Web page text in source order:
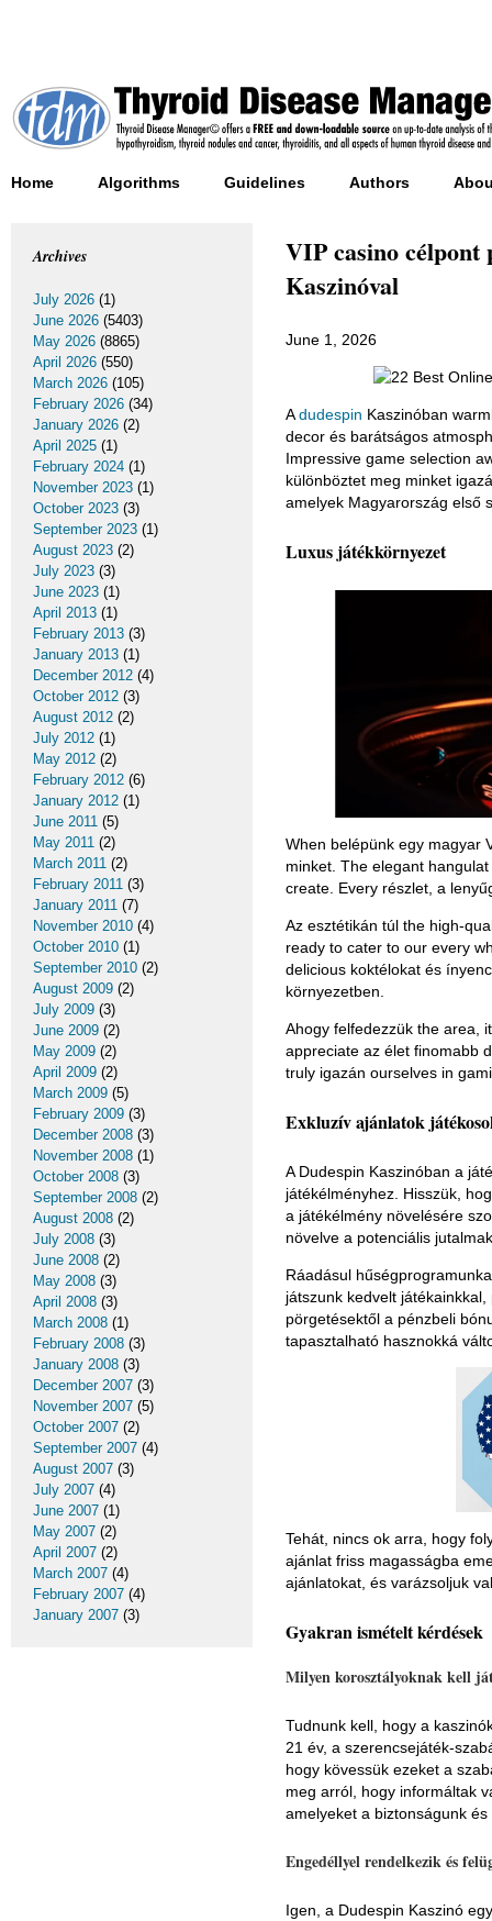
Home Algorithms Guidelines Authors
VIP casino célpont
Kaszinóval
June 1, 2026
Adudespin Kaszinóban
decor és barátságos
Impressive game selection
különböztet meg minket
amelyek Magyarország első
Luxus játékkörnyezet
When belépünk egy magyar
minket. The elegant
create. Every részlet, a
Az esztétikán túl the high-
ready to cater to our every
delicious koktélokat és
környezetben.
Ahogy felfedezzük the area,
appreciate az élet finomabb
truly igazán ourselves in
Exkluzív ajánlatok
A Dudespin Kaszinóban a
játékélményhez. Hisszük,
a játékélmény növelésére
növelve a potenciális
Ráadásul
játszunk kedvelt
pörgetésektől a pénzbeli
tapasztalható hasznokká
Tehát, nincs ok arra, hogy
ajánlat friss magasságba
ajánlatokat, és varázsoljuk
Gyakran ismételt kérdések
Milyen korosztályoknak kell
Tudnunk kell, hogy a
21 év, a szerencsejáték-
hogy kövessük ezeket a
meg arról, hogy informáltak
amelyeket a biztonságunk
Engedéllyel rendelkezik és
Igen, a Dudespin Kaszinó
Archives
July 2026 (1)
June 2026 (5403)
May 2026 (8865)
April 2026 (550)
March 2026 (105)
February 2026 (34)
January 2026 (2)
April 2025 (1)
February 2024 (1)
November 2023 (1)
October 2023 (3)
September 2023 (1)
August 2023 (2)
July 2023 (3)
June 2023 (1)
April 2013 (1)
February 2013 (3)
January 2013 (1)
December 2012 (4)
October 2012 (3)
August 2012 (2)
July 2012 (1)
May 2012 (2)
February 2012 (6)
January 2012 (1)
June 2011 (5)
May 2011 (2)
March 2011 (2)
February 2011 (3)
January 2011 (7)
November 2010 (4)
October 2010 (1)
September 2010 (2)
August 2009 (2)
July 2009 (3)
June 2009 (2)
May 2009 (2)
April 2009 (2)
March 2009 (5)
February 2009 (3)
December 2008 (3)
November 2008 (1)
October 2008 (3)
September 2008 (2)
August 2008 (2)
July 2008 (3)
June 2008 (2)
May 2008 (3)
April 2008 (3)
March 2008 (1)
February 2008 (3)
January 2008 (3)
December 2007 (3)
November 2007 (5)
October 2007 (2)
September 2007 (4)
August 2007 (3)
July 2007 (4)
June 2007 (1)
May 2007 (2)
April 2007 (2)
March 2007 (4)
February 2007 (4)
January 2007 (3)